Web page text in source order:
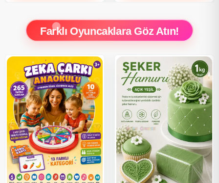
Farklı Oyuncaklara Göz Atın!